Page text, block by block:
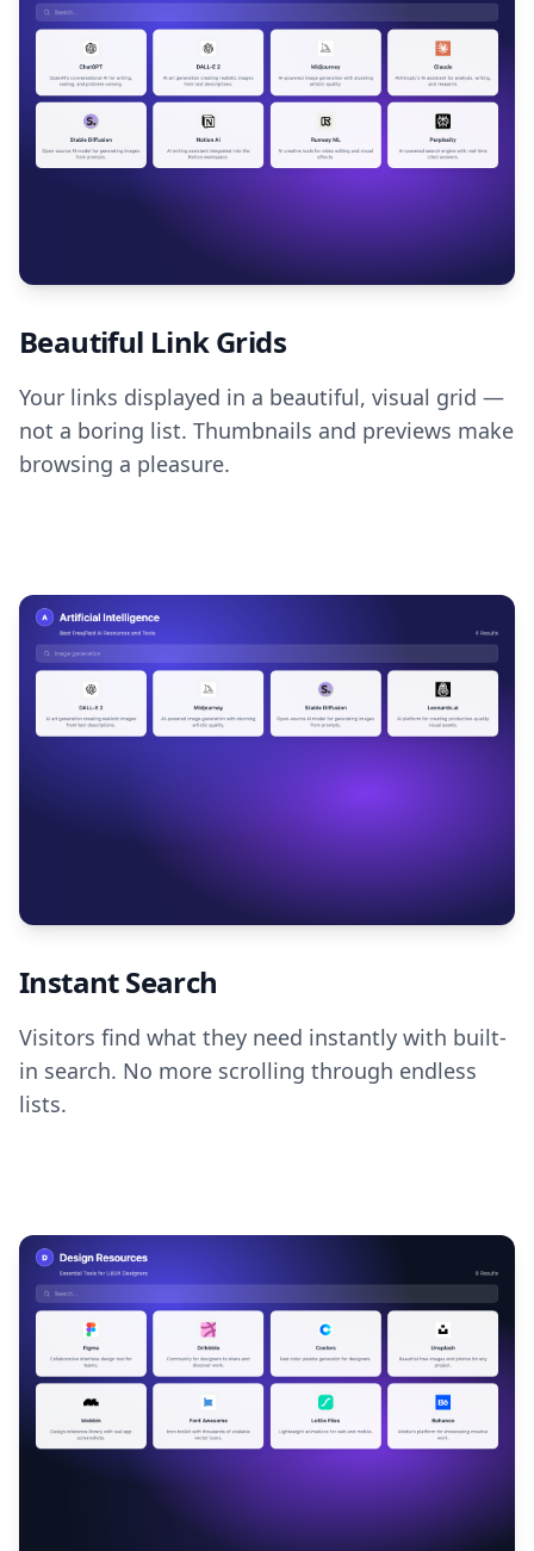
Beautiful Link Grids
Your links displayed in a beautiful, visual grid —
not a boring list. Thumbnails and previews make
browsing a pleasure.
Instant Search
Visitors find what they need instantly with built-
in search. No more scrolling through endless
lists.